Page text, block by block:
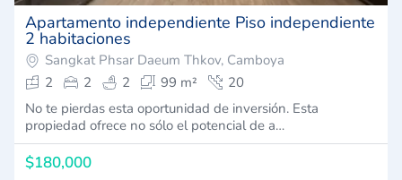
Apartamento independiente Piso independiente
2 habitaciones
Sangkat Phsar Daeum Thkov, Camboya
2
2 2 99 m²
20
No te pierdas esta oportunidad de inversión. Esta
propiedad ofrece no sólo el potencial de a…
$180,000